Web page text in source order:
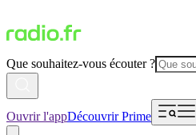
Que souhaitez-vous écouter ?
Ouvrir l'appDécouvrir Prime